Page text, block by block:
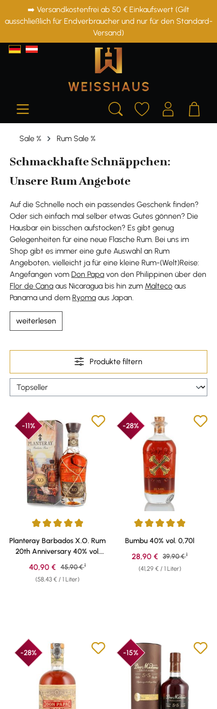
springen
➡️ Versandkostenfrei ab 50 € Einkaufswert (Gilt
ausschließlich für Endverbraucher und nur für den Standard-
Versand)
Sale % Rum Sale %
Schmackhafte Schnäppchen:
Unsere Rum Angebote
Auf die Schnelle noch ein passendes Geschenk finden?
Oder sich einfach mal selber etwas Gutes gönnen? Die
Hausbar ein bisschen aufstocken? Es gibt genug
Gelegenheiten für eine neue Flasche Rum. Bei uns im
Shop gibt es immer eine gute Auswahl an Rum
Angeboten, vielleicht ja für eine kleine Rum-(Welt)Reise:
Angefangen vom Don Papa von den Philippinen über den
Flor de Cana aus Nicaragua bis hin zum Malteco aus
Panama und dem Ryoma aus Japan.
weiterlesen
Produkte filtern
-11%
Durchschnittliche Bewertung von 4.91 von 5 Sternen
Planteray Barbados X.O. Rum
20th Anniversary 40% vol.
0,70l
(58,43 € / 1 Liter)
Verkaufspreis:
40,90 € Regulärer Preis:
45,90 € 1
-28%
Durchschnittliche Bewertung
Bumbu 40% vol. 0,70l
(41,29 € / 1 Liter)
Verkaufspreis:
28,90 € Regulärer Preis:
39,90 € 1
-28% -15%